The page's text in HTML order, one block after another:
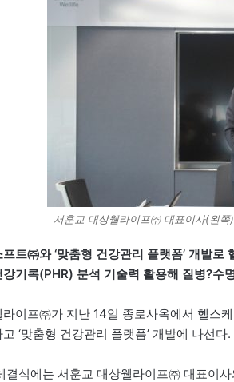
서훈교 대상웰라이프㈜ 대표이사(왼
트㈜와 ‘맞춤형 건강관리 플랫폼’ 개발로
강기록(PHR) 분석 기술력 활용해 질병?수
이프㈜가 지난 14일 종로사옥에서 헬스
‘맞춤형 건강관리 플랫폼’ 개발에 나선다.
결식에는 서훈교 대상웰라이프㈜ 대표이